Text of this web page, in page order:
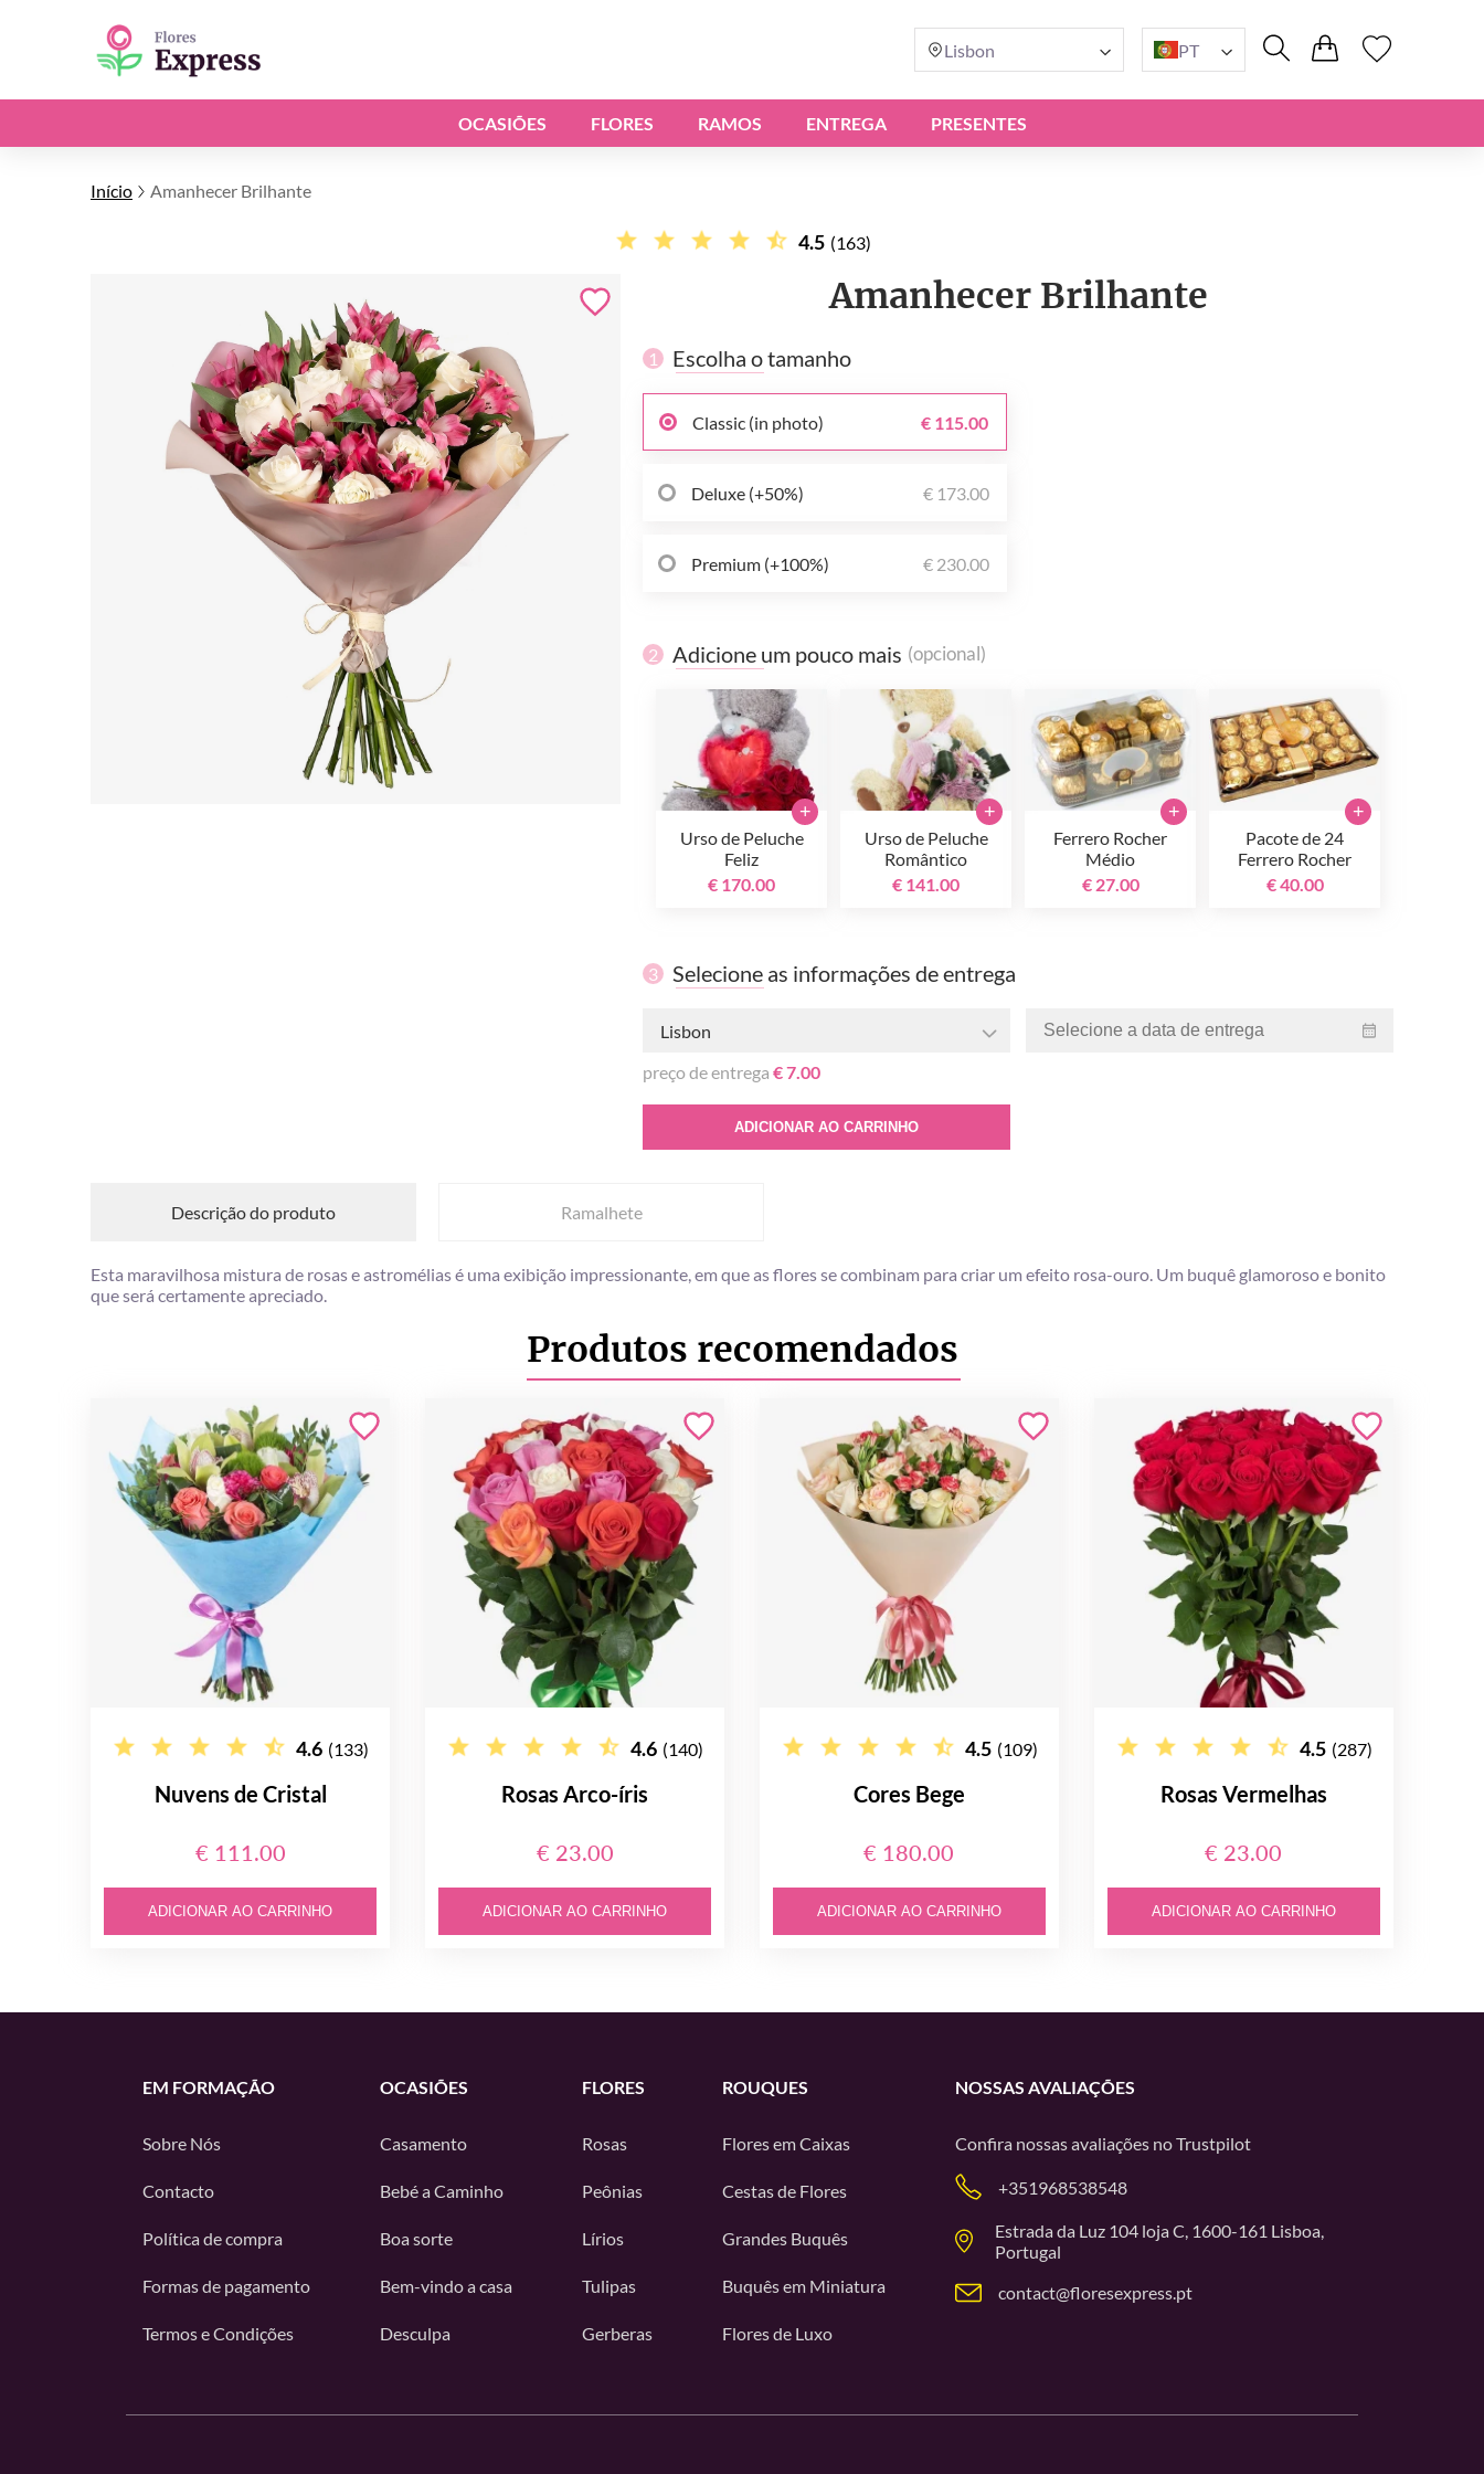
Lisbon PT
OCASIÕES FLORES RAMOS ENTREGA PRESENTES
Início Amanhecer Brilhante
4.5 (163)
Amanhecer Brilhante
1 Escolha o tamanho
Classic (in photo) € 115.00
Deluxe (+50%) € 173.00
Premium (+100%) € 230.00
2 Adicione um pouco mais (opcional)
Urso de Peluche
Feliz
€ 170.00
+
Urso de Peluche
Romântico
€ 141.00
+
Ferrero Rocher
Médio
€ 27.00
+
Pacote de 24
Ferrero Rocher
€ 40.00
+
3 Selecione as informações de entrega
Lisbon
preço de entrega€ 7.00
ADICIONAR AO CARRINHO
Descrição do produto Ramalhete
Esta maravilhosa mistura de rosas e astromélias é uma exibição impressionante, em que as flores se combinam para criar um efeito rosa-ouro. Um buquê glamoroso e bonito
que será certamente apreciado.
Produtos recomendados
4.6 (133)
Nuvens de Cristal
€ 111.00
ADICIONAR AO CARRINHO
4.6 (140)
Rosas Arco-íris
€ 23.00
ADICIONAR AO CARRINHO
4.5 (109)
Cores Bege
€ 180.00
ADICIONAR AO CARRINHO
4.5 (287)
Rosas Vermelhas
€ 23.00
ADICIONAR AO CARRINHO
EM FORMAÇÃO
Sobre Nós
Contacto
Política de compra
Formas de pagamento
Termos e Condições
OCASIÕES
Casamento
Bebé a Caminho
Boa sorte
Bem-vindo a casa
Desculpa
FLORES
Rosas
Peônias
Lírios
Tulipas
Gerberas
ROUQUES
Flores em Caixas
Cestas de Flores
Grandes Buquês
Buquês em Miniatura
Flores de Luxo
NOSSAS AVALIAÇÕES
Confira nossas avaliações noTrustpilot
+351968538548
Estrada da Luz 104 loja C, 1600-161 Lisboa,
Portugal
contact@floresexpress.pt